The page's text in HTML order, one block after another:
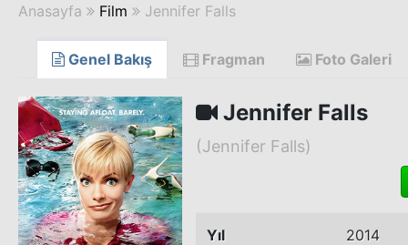
Anasayfa Film Jennifer Falls
Genel Bakış Fragman Foto Galeri
Jennifer Falls
(Jennifer Falls)
Yıl 2014